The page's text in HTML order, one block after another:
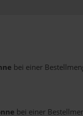
bei einer
bei einer